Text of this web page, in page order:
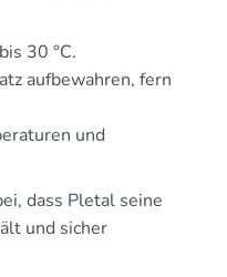
30 °C.
aufbewahren, fern
und
dass Pletal seine
und sicher